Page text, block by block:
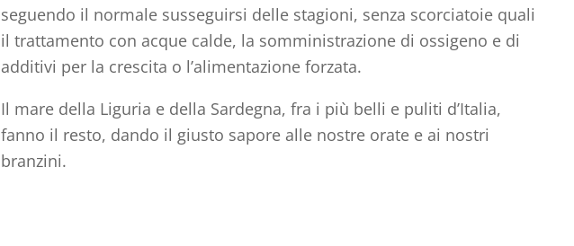
seguendo il normale susseguirsi delle stagioni, senza scorciatoie quali
il trattamento con acque calde, la somministrazione di ossigeno e di
additivi per la crescita o l’alimentazione forzata.
Il mare della Liguria e della Sardegna, fra i più belli e puliti d’Italia,
fanno il resto, dando il giusto sapore alle nostre orate e ai nostri
branzini.